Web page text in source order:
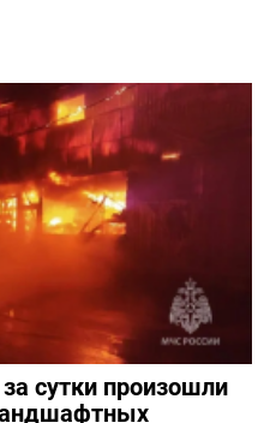
сутки произошли